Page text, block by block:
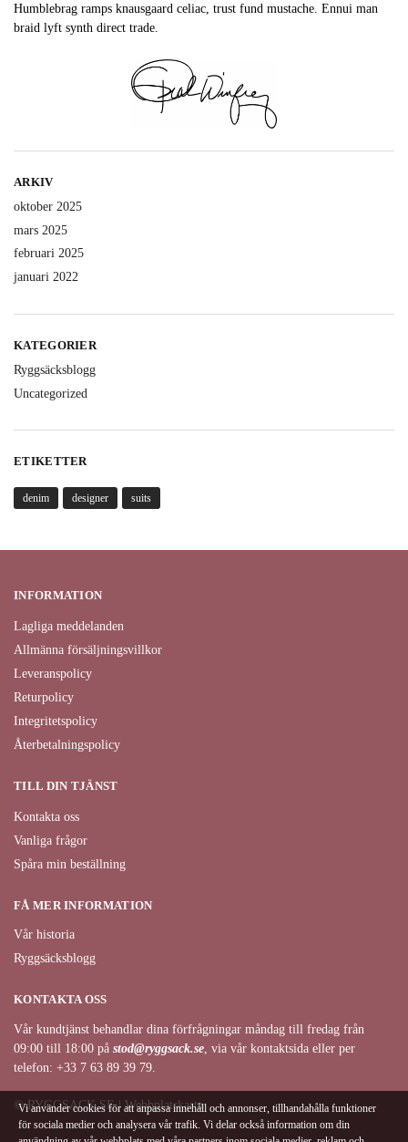
Humblebrag ramps knausgaard celiac, trust fund mustache. Ennui man
braid lyft synth direct trade.
ARKIV
oktober 2025
mars 2025
februari 2025
januari 2022
KATEGORIER
Ryggsäcksblogg
Uncategorized
ETIKETTER
denim designer suits
INFORMATION
Lagliga meddelanden
Allmänna försäljningsvillkor
Leveranspolicy
Returpolicy
Integritetspolicy
Återbetalningspolicy
TILL DIN TJÄNST
Kontakta oss
Vanliga frågor
Spåra min beställning
FÅ MER INFORMATION
Vår historia
Ryggsäcksblogg
KONTAKTA OSS
Vår kundtjänst behandlar dina förfrågningar måndag till fredag från
09:00 till 18:00 på stod@ryggsack.se , via vår kontaktsida eller per
telefon: +33 7 63 89 39 79.
© RYGGSACK.SE | Webbplatskarta
Vi använder cookies för att anpassa innehåll och annonser, tillhandahålla funktioner
för sociala medier och analysera vår trafik. Vi delar också information om din